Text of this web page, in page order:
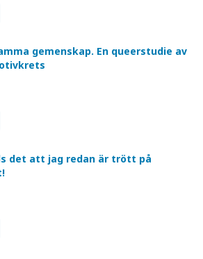
gemenskap. En queerstudie av
det att jag redan är trött på